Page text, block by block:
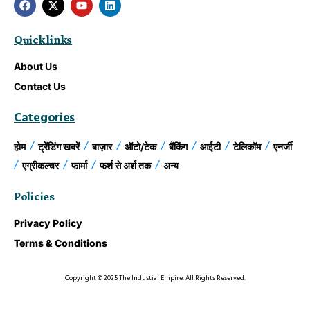
Quick links
About Us
Contact Us
Categories
होम ट्रेंडिंग खबरें बाज़ार ऑटो/टेक बैंकिंग आईटी टेलिकॉम
एनर्जी
एग्रीकल्चर
फार्मा फर्श से अर्श तक अन्य
Policies
Privacy Policy
Terms & Conditions
Copyright © 2025 The Industial Empire. All Rights Reserved.